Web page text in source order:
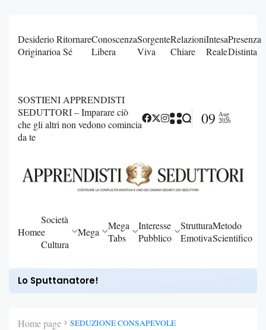
Desiderio
Originario
Ritornare
a Sé
Conoscenza
Libera
Sorgente
Viva
Relazioni
Chiare
Intesa
Reale
Presenza
Distinta
SOSTIENI APPRENDISTI
SEDUTTORI – Imparare ciò
che gli altri non vedono comincia
da te
09 Aug
2026
Home
Società
e
Cultura
Mega
Mega
Tabs
Interesse
Pubblico
Struttura
Emotiva
Metodo
Scientifico
Lo Sputtanatore!
Home page SEDUZIONE CONSAPEVOLE